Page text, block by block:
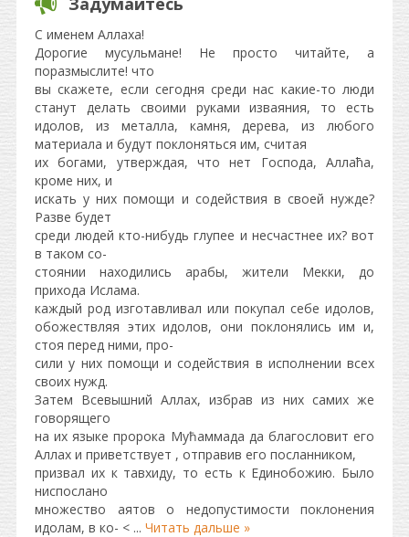
С именем Аллаха!
Дорогие мусульмане! Не просто читайте, а
поразмыслите! что
вы скажете, если сегодня среди нас какие-то люди
станут делать своими руками изваяния, то есть
идолов, из металла, камня, дерева, из любого
материала и будут поклоняться им, считая
их богами, утверждая, что нет Господа, Аллаћа,
кроме них, и
искать у них помощи и содействия в своей нужде?
Разве будет
среди людей кто-нибудь глупее и несчастнее их? вот
в таком со-
стоянии находились арабы, жители Мекки, до
прихода Ислама.
каждый род изготавливал или покупал себе идолов,
обожествляя этих идолов, они поклонялись им и,
стоя перед ними, про-
сили у них помощи и содействия в исполнении всех
своих нужд.
Затем Всевышний Аллах, избрав из них самих же
говорящего
на их языке пророка Муħаммада да благословит его
Аллах и приветствует , отправив его посланником,
призвал их к тавхиду, то есть к Единобожию. Было
ниспослано
множество аятов о недопустимости поклонения
идолам, в ко- < ... Читать дальше »